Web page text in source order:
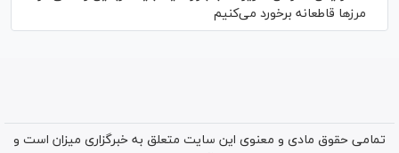
مرز‌ها قاطعانه برخورد می‌کنیم
تمامی حقوق مادی و معنوی این سایت متعلق به خبرگزاری میزان است و